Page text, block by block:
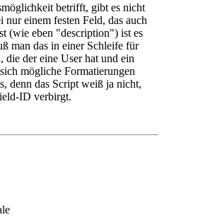
hkeit betrifft, gibt es nicht
einem festen Feld, das auch
(wie eben "description") ist es
man das in einer Schleife für
die der eine User hat und ein
mögliche Formatierungen
denn das Script weiß ja nicht,
ID verbirgt.